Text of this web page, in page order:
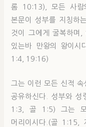
롬 10:13), 모든 사람
본문이 성부를 지칭하
것이 그에게 굴복하며
있는바 만왕의 왕이
1:4, 19:16)
그는 이런 모든 신적
공유하신다. 성부와 성
1:3, 골 1:5) 그는 모
머리이시다.(골 1:15,